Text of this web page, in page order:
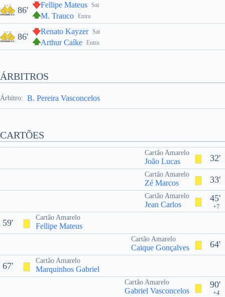
Sai
Fellipe Mateus
Entra
M. Trauco
86'
Sai
Renato Kayzer
Entra
Arthur Caíke
86'
ÁRBITROS
Árbitro: B. Pereira Vasconcelos
CARTÕES
32'
Cartão Amarelo
João Lucas
33'
Cartão Amarelo
Zé Marcos
45'
+7
Cartão Amarelo
Jean Carlos
Cartão Amarelo
Fellipe Mateus
59'
64'
Cartão Amarelo
Caique Gonçalves
Cartão Amarelo
Marquinhos Gabriel
67'
90'
+4
Cartão Amarelo
Gabriel Vasconcelos